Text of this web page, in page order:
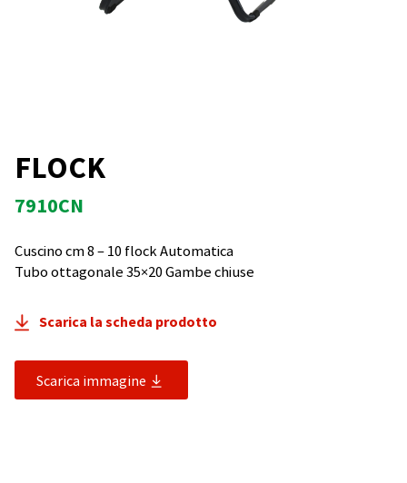
FLOCK
7910CN
Cuscino cm 8 – 10 flock Automatica
Tubo ottagonale 35×20 Gambe chiuse
Scarica la scheda prodotto
Scarica immagine